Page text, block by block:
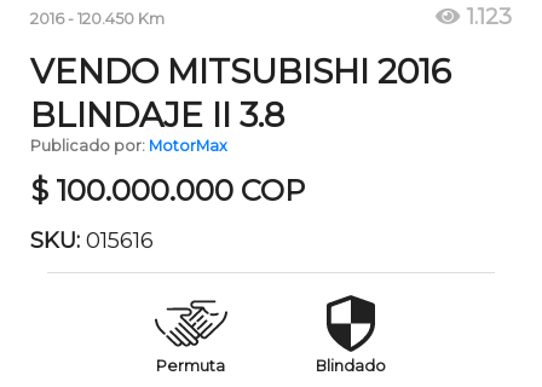
2016-120.450 Km 1.123
VENDO MITSUBISHI 2016
BLINDAJE II 3.8
Publicado por: MotorMax
$ 100.000.000 COP
SKU: 015616
Permuta Blindado